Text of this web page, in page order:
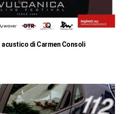
di Carmen Consoli